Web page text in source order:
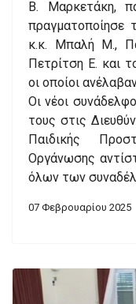
Β. Μαρκετάκη,
κ.κ. Μπαλή Μ.,
Πετρίτση Ε. και
οι οποίοι
Οι νέοι
τους στις
Παιδικής
Οργάνωσης
όλων των
07 Φεβρουαρίου 2025